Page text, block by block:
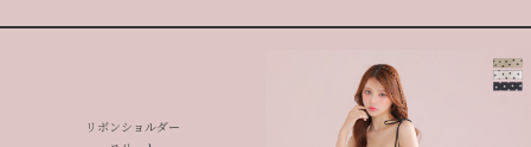
リボンショルダー